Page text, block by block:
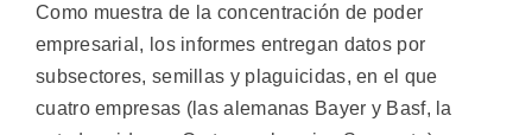
Como muestra de la concentración de poder
empresarial, los informes entregan datos por
subsectores, semillas y plaguicidas, en el que
cuatro empresas (las alemanas Bayer y Basf, la